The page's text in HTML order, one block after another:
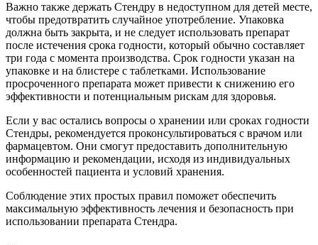
Важно также держать Стендру в недоступном для детей месте,
чтобы предотвратить случайное употребление. Упаковка
должна быть закрыта, и не следует использовать препарат
после истечения срока годности, который обычно составляет
три года с момента производства. Срок годности указан на
упаковке и на блистере с таблетками. Использование
просроченного препарата может привести к снижению его
эффективности и потенциальным рискам для здоровья.
Если у вас остались вопросы о хранении или сроках годности
Стендры, рекомендуется проконсультироваться с врачом или
фармацевтом. Они смогут предоставить дополнительную
информацию и рекомендации, исходя из индивидуальных
особенностей пациента и условий хранения.
Соблюдение этих простых правил поможет обеспечить
максимальную эффективность лечения и безопасность при
использовании препарата Стендра.